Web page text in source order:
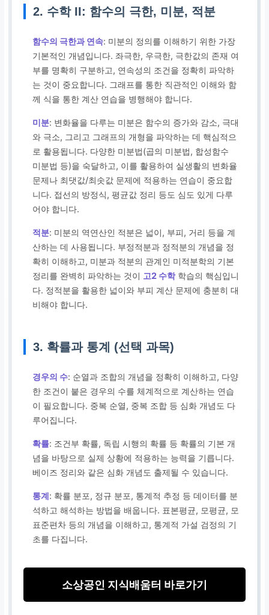
2. 수학 II: 함수의 극한, 미분, 적분
함수의 극한과 연속: 미분의 정의를 이해하기 위한 가장
기본적인 개념입니다. 좌극한, 우극한, 극한값의 존재 여
부를 명확히 구분하고, 연속성의 조건을 정확히 파악하
는 것이 중요합니다. 그래프를 통한 직관적인 이해와 함
께 식을 통한 계산 연습을 병행해야 합니다.
미분: 변화율을 다루는 미분은 함수의 증가와 감소, 극대
와 극소, 그리고 그래프의 개형을 파악하는 데 핵심적으
로 활용됩니다. 다양한 미분법(곱의 미분법, 합성함수
미분법 등)을 숙달하고, 이를 활용하여 실생활의 변화율
문제나 최댓값/최솟값 문제에 적용하는 연습이 중요합
니다. 접선의 방정식, 평균값 정리 등도 심도 있게 다루
어야 합니다.
적분: 미분의 역연산인 적분은 넓이, 부피, 거리 등을 계
산하는 데 사용됩니다. 부정적분과 정적분의 개념을 정
확히 이해하고, 미분과 적분의 관계인 미적분학의 기본
정리를 완벽히 파악하는 것이 고2 수학학습의 핵심입니
다. 정적분을 활용한 넓이와 부피 계산 문제에 충분히 대
비해야 합니다.
3. 확률과 통계 (선택 과목)
경우의 수: 순열과 조합의 개념을 정확히 이해하고, 다양
한 조건이 붙은 경우의 수를 체계적으로 계산하는 연습
이 필요합니다. 중복 순열, 중복 조합 등 심화 개념도 다
루어집니다.
확률: 조건부 확률, 독립 시행의 확률 등 확률의 기본 개
념을 바탕으로 실제 상황에 적용하는 능력을 기릅니다.
베이즈 정리와 같은 심화 개념도 출제될 수 있습니다.
통계: 확률 분포, 정규 분포, 통계적 추정 등 데이터를 분
석하고 해석하는 방법을 배웁니다. 표본평균, 모평균, 모
표준편차 등의 개념을 이해하고, 통계적 가설 검정의 기
초를 다집니다.
소상공인 지식배움터 바로가기